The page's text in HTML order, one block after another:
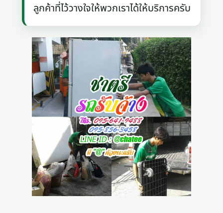
ลูกค้าที่ไว้วางใจให้พวกเราได้ให้บริการครับ